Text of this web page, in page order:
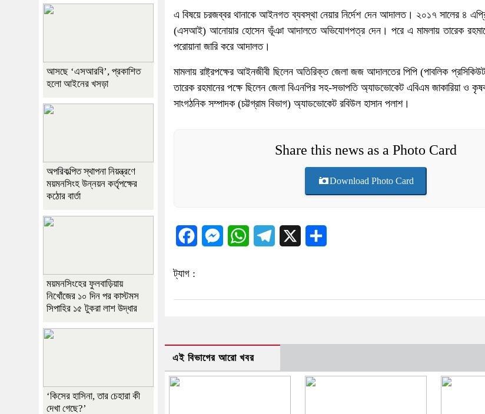
এ বিষয়ে চরজব্বর থানাকে আইনগত ব্যবস্থা নেয়ার নির্দেশ দেন আদালত। ২০১৭ সালের ৪
(এসআই) আনোয়ার হোসেন ভূঁঞা আদালতে অভিযোগপত্র দেন। পরে এ মামলায় তারেক
পরোয়ানা জারি করে আদালত।
মামলায় রাষ্ট্রপক্ষের আইনজীবী ছিলেন অতিরিক্ত জেলা জজ আদালতের পিপি (পাবলিক
তারেক রহমানের পক্ষে ছিলেন জেলা বিএনপির সহ-সভাপতি অ্যাডভোকেট এবিএম জাকারিয়া ও
সাংগঠনিক সম্পাদক (চট্টগ্রাম বিভাগ) অ্যাডভোকেট রবিউল হাসান পলাশ।
Share this news as a Photo Card
Download Photo Card
FacebookMessengerWhatsAppTelegram
ট্যাগ :
এই বিভাগের আরো খবর
আসছে ‘এসআরবি’, প্রকাশিত
হলো আইনের খসড়া
অপরিকল্পিত স্থাপনা নিয়ন্ত্রণে
ময়মনসিংহ উন্নয়ন কর্তৃপক্ষের
কঠোর বার্তা
ময়মনসিংহের ফুলবাড়িয়ায়
নিখোঁজের ১০ দিন পর কাস্টমস
সিপাহির ১৫ টুকরা লাশ উদ্ধার
‘কিসের হাসিনা, তার চেহারা কী
দেখা গেছে?’